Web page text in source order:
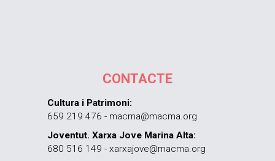
CONTACTE
Cultura i Patrimoni:
659 219 476 - macma@macma.org
Joventut. Xarxa Jove Marina Alta:
680 516 149 - xarxajove@macma.org